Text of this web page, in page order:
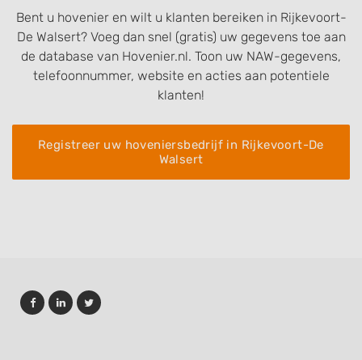
Bent u hovenier en wilt u klanten bereiken in Rijkevoort-
De Walsert? Voeg dan snel (gratis) uw gegevens toe aan
de database van Hovenier.nl. Toon uw NAW-gegevens,
telefoonnummer, website en acties aan potentiele
klanten!
Registreer uw hoveniersbedrijf in Rijkevoort-De
Walsert